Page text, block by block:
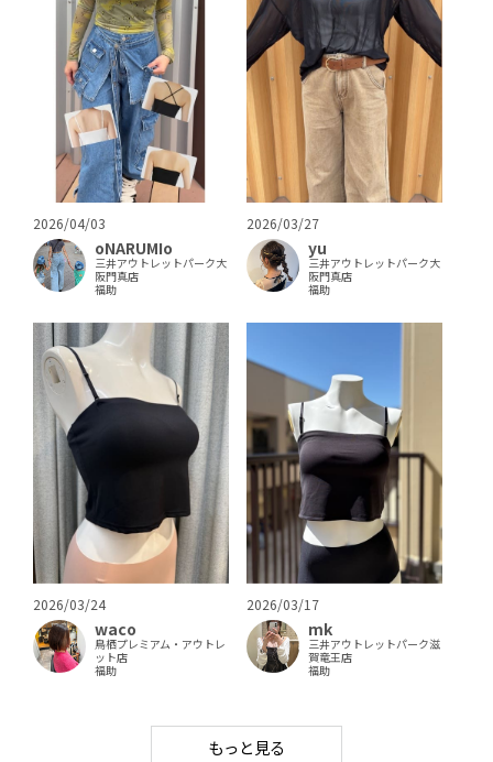
2026/04/03
oNARUMIo
三井アウトレットパーク大
阪門真店
福助
2026/03/27
yu
三井アウトレットパーク大
阪門真店
福助
2026/03/24
waco
鳥栖プレミアム・アウトレ
ット店
福助
2026/03/17
mk
三井アウトレットパーク滋
賀竜王店
福助
もっと見る